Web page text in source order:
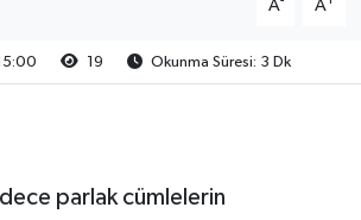
A A
19 Okunma Süresi: 3 Dk
parlak cümlelerin